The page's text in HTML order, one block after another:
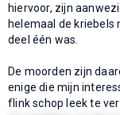
hiervoor, zijn
helemaal de kriebels
deel één was.
De moorden zijn
enige die mijn
flink schop leek te